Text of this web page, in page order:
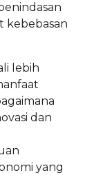
kebebasan
lebih
dan
yang